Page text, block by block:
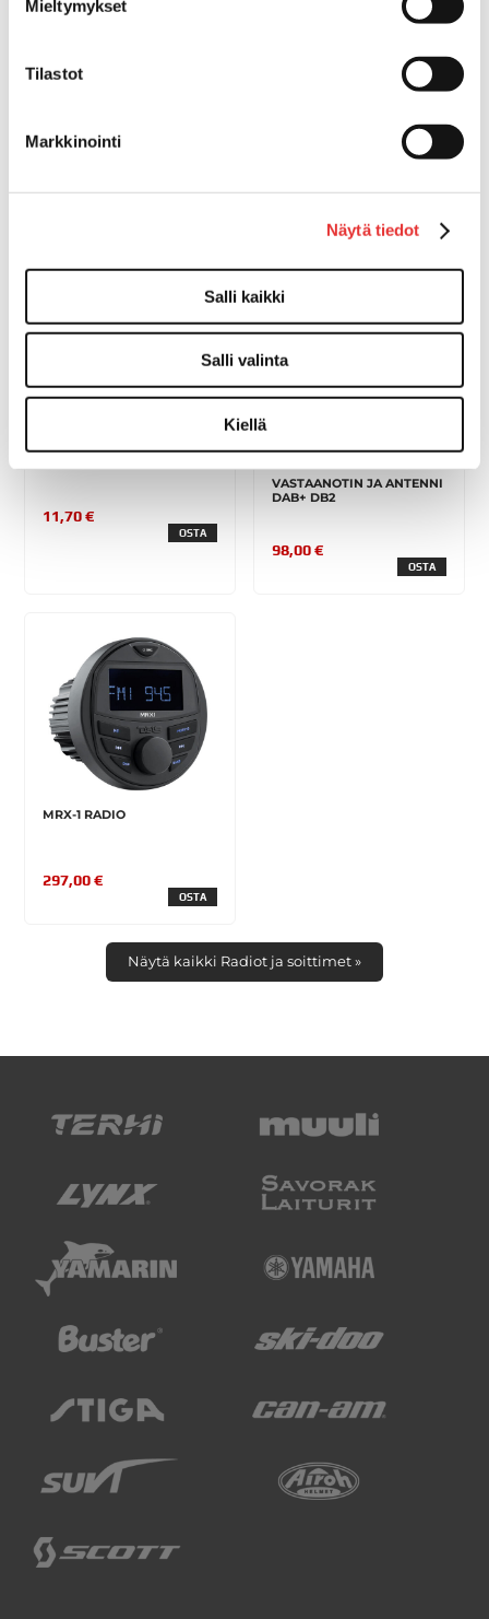
Mieltymykset
Tilastot
Markkinointi
Näytä tiedot
Salli kaikki
Salli valinta
Kiellä
179,00 €
OSTA
JOHDOLLINEN WR7
123,00 €
RADION SUOJA MSC-100
11,70 €
OSTA
VASTAANOTIN JA ANTENNI
DAB+ DB2
98,00 €
OSTA
MRX-1 RADIO
297,00 €
OSTA
Näytä kaikki Radiot ja soittimet »